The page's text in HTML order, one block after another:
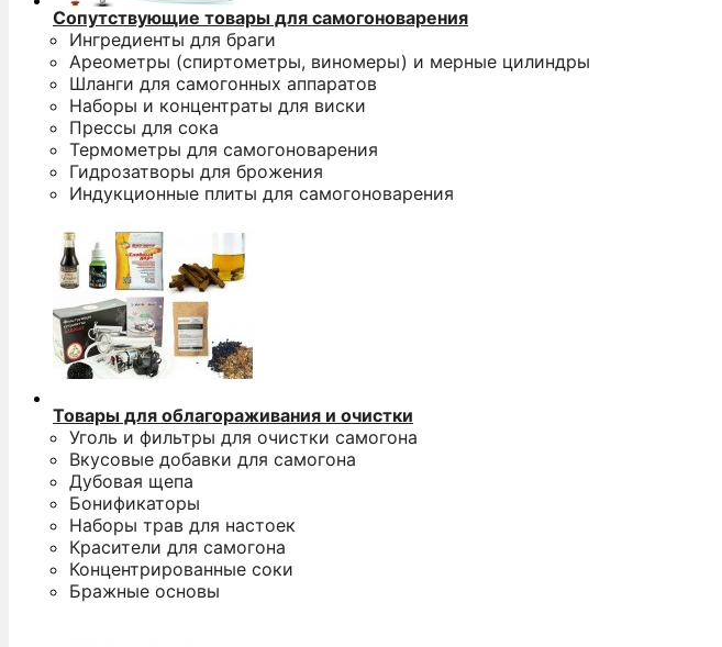
Сопутствующие товары для самогоноварения
Ингредиенты для браги
Ареометры (спиртометры, виномеры) и мерные цилиндры
Шланги для самогонных аппаратов
Наборы и концентраты для виски
Прессы для сока
Термометры для самогоноварения
Гидрозатворы для брожения
Индукционные плиты для самогоноварения
Товары для облагораживания и очистки
Уголь и фильтры для очистки самогона
Вкусовые добавки для самогона
Дубовая щепа
Бонификаторы
Наборы трав для настоек
Красители для самогона
Концентрированные соки
Бражные основы